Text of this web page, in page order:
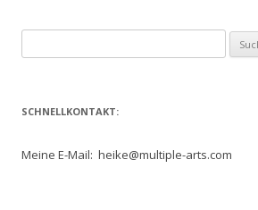
nach:
SCHNELLKONTAKT:
Meine E-Mail: heike@multiple-arts.com